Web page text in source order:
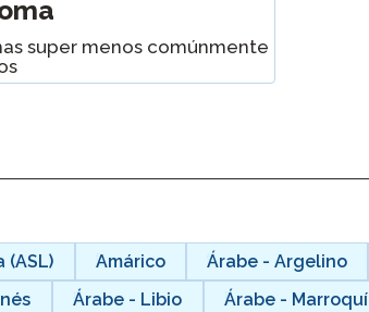
Podcast
Blog
super menos comúnmente
(ASL) Amárico Árabe - Argelino
Árabe - Libio Árabe - Marroquí